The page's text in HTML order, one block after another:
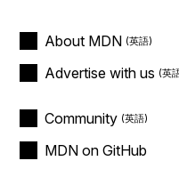
About MDN
Advertise with us
Community
MDN on GitHub